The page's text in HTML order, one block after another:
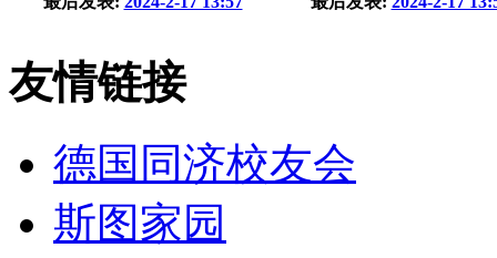
友情链接
德国同济校友会
斯图家园